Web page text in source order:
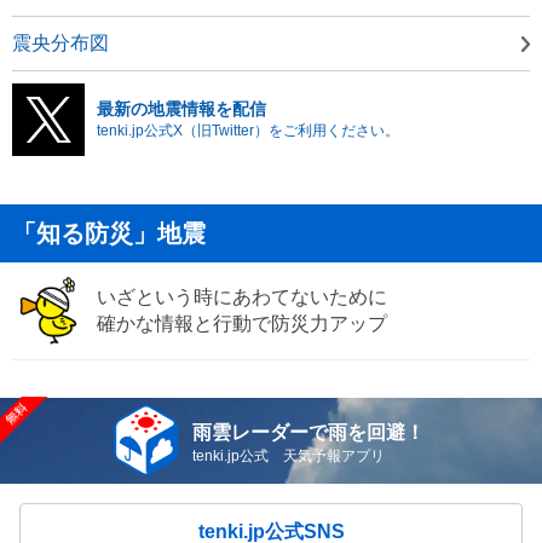
震央分布図
最新の地震情報を配信
tenki.jp公式X（旧Twitter）をご利用ください。
「知る防災」地震
いざという時にあわてないために
確かな情報と行動で防災力アップ
雨雲レーダーで雨を回避！
tenki.jp公式 天気予報アプリ
tenki.jp公式SNS